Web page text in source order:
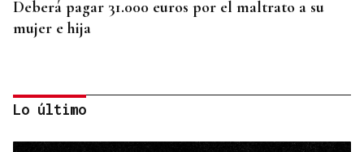
Deberá pagar 31.000 euros por el maltrato a su
mujer e hija
Lo último